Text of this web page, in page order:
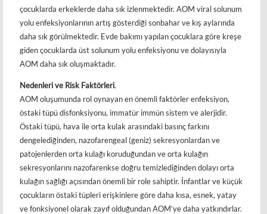
çocuklarda erkeklerde daha sık izlenmektedir. AOM viral solunum
yolu enfeksiyonlarının artış gösterdiği sonbahar ve kış aylarında
daha sık görülmektedir. Evde bakımı yapılan çocuklara göre kreşe
giden çocuklarda üst solunum yolu enfeksiyonu ve dolayısıyla
AOM daha sık oluşmaktadır.
Nedenleri ve Risk Faktörleri
AOM oluşumunda rol oynayan en önemli faktörler enfeksiyon,
östaki tüpü disfonksiyonu, immatür immün sistem ve alerjidir.
Östaki tüpü, hava ile orta kulak arasındaki basınç farkını
dengelediğinden, nazofarengeal (geniz) sekresyonlardan ve
patojenlerden orta kulağı koruduğundan ve orta kulağın
sekresyonlarını nazofarenkse doğru temizlediğinden dolayı orta
kulağın sağlığı açısından önemli bir role sahiptir. İnfantlar ve küçük
çocukların östaki tüpleri erişkinlere göre daha kısa, esnek, yatay
ve fonksiyonel olarak zayıf olduğundan AOM’ye daha yatkındırlar.